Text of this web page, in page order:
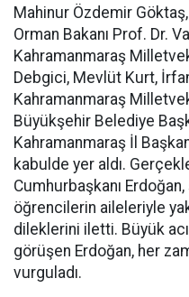
Mahinur Özdemir
Orman Bakanı Prof. Dr.
Kahramanmaraş
Debgici, Mevlüt Kurt,
Kahramanmaraş
Büyükşehir Belediye
Kahramanmaraş İl
kabulde yer aldı.
Cumhurbaşkanı
öğrencilerin aileleriyle
dileklerini iletti. Büyük
görüşen Erdoğan, her
vurguladı.